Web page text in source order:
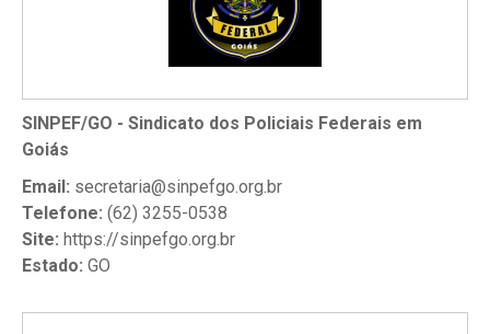
SINPEF/GO - Sindicato dos Policiais Federais em
Goiás
Email: secretaria@sinpefgo.org.br
Telefone: (62) 3255-0538
Site: https://sinpefgo.org.br
Estado: GO